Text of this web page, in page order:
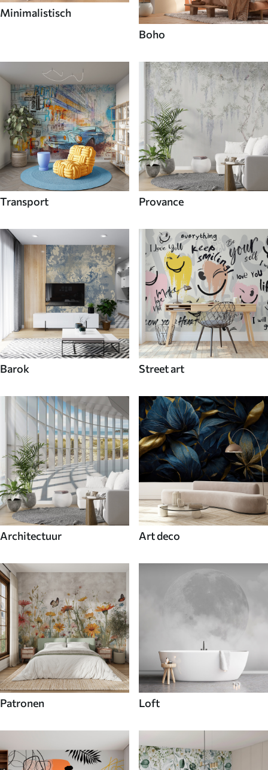
Minimalistisch
Boho
Transport Provance
Barok Street art
Architectuur Art deco
Patronen Loft